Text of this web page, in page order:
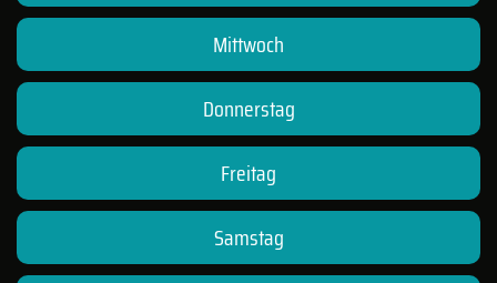
Mittwoch
Donnerstag
Freitag
Samstag